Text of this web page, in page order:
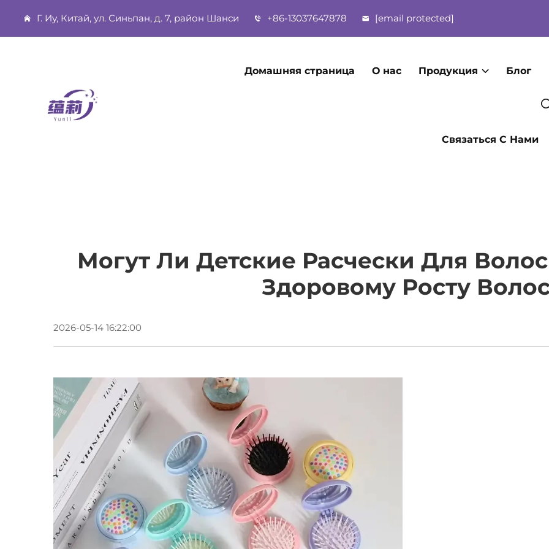
Г. Иу, Китай, ул. Синьпан, д. 7, район Шанси +86-13037647878 [email protected]
Домашняя страница О нас Продукция Блог
Связаться С Нами
Могут Ли Детские Расчески Для
Здоровому Росту
2026-05-14 16:22:00